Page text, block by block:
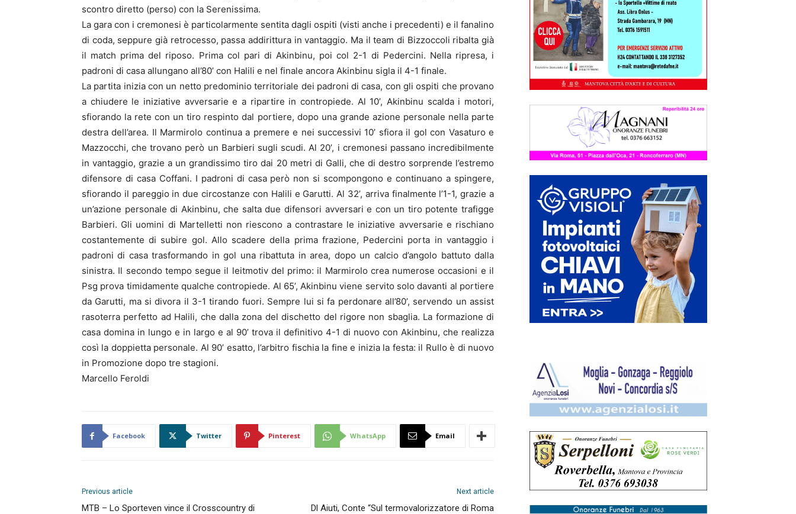
scontro diretto (perso) con la Serenissima.
La gara con i cremonesi è particolarmente sentita dagli ospiti (visti anche i precedenti) e il fanalino
di coda, seppure già retrocesso, passa addirittura in vantaggio. Ma il team di Bizzoccoli ribalta già
il match prima del riposo. Prima col pari di Akinbinu, poi col 2-1 di Pedercini. Nella ripresa, i
padroni di casa allungano all’80’ con Halili e nel finale ancora Akinbinu sigla il 4-1 finale.
La partita inizia con un netto predominio territoriale dei padroni di casa, con gli ospiti che provano
a chiudere le iniziative avversarie e a ripartire in contropiede. Al 10’, Akinbinu scalda i motori,
sfiorando la rete con un tiro respinto dal portiere, dopo una grande azione personale nella parte
destra dell’area. Il Marmirolo continua a premere e nei successivi 10’ sfiora il gol con Vasaturo e
Mazzocchi, che trovano però un Barbieri sugli scudi. Al 20’, i cremonesi passano incredibilmente
in vantaggio, grazie a un grandissimo tiro dai 20 metri di Galli, che di destro sorprende l’estremo
difensore di casa Coffani. I padroni di casa però non si scompongono e continuano a spingere,
sfiorando il pareggio in due circostanze con Halili e Garutti. Al 32’, arriva finalmente l’1-1, grazie a
un’azione personale di Akinbinu, che salta due difensori avversari e con un tiro potente trafigge
Barbieri. Gli uomini di Martelletti non riescono a contrastare le iniziative avversarie e rischiano
costantemente di subire gol. Allo scadere della prima frazione, Pedercini porta in vantaggio i
padroni di casa trasformando in gol una ribattuta in area, dopo un calcio d’angolo battuto dalla
sinistra. Il secondo tempo segue il leitmotiv del primo: il Marmirolo crea numerose occasioni e il
Psg prova timidamente qualche contropiede. Al 65’, Akinbinu viene servito solo davanti al portiere
da Garutti, ma si divora il 3-1 tirando fuori. Sempre lui si fa perdonare all’80’, servendo un assist
rasoterra perfetto ad Halili, che dalla zona del dischetto del rigore non sbaglia. La formazione di
casa domina in lungo e in largo e al 90’ trova il definitivo 4-1 di nuovo con Akinbinu, che realizza
così la doppietta personale. Al 90’ esatto, l’arbitro fischia la fine e inizia la festa: il Rullo è di nuovo
in Promozione dopo tre stagioni.
Marcello Feroldi
Facebook Twitter Pinterest WhatsApp Email
Previous article
MTB – Lo Sporteven vince il Crosscountry di
Next article
Dl Aiuti, Conte “Sul termovalorizzatore di Roma